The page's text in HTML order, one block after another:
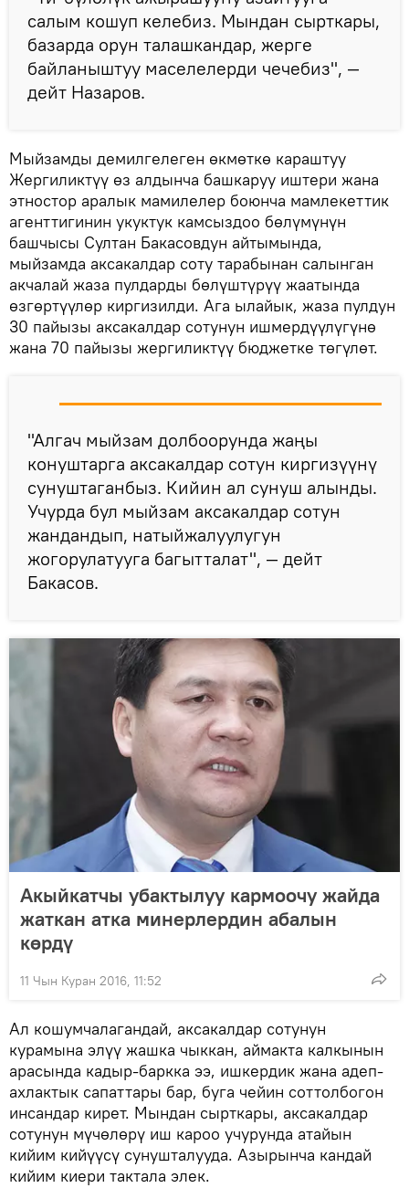
салым кошуп келебиз. Мындан сырткары,
базарда орун талашкандар, жерге
байланыштуу маселелерди чечебиз", —
дейт Назаров.
Мыйзамды демилгелеген өкмөткө караштуу
Жергиликтүү өз алдынча башкаруу иштери жана
этностор аралык мамилелер боюнча мамлекеттик
агенттигинин укуктук камсыздоо бөлүмүнүн
башчысы Султан Бакасовдун айтымында,
мыйзамда аксакалдар соту тарабынан салынган
акчалай жаза пулдарды бөлүштүрүү жаатында
өзгөртүүлөр киргизилди. Ага ылайык, жаза пулдун
30 пайызы аксакалдар сотунун ишмердүүлүгүнө
жана 70 пайызы жергиликтүү бюджетке төгүлөт.
"Алгач мыйзам долбоорунда жаңы
конуштарга аксакалдар сотун киргизүүнү
сунуштаганбыз. Кийин ал сунуш алынды.
Учурда бул мыйзам аксакалдар сотун
жандандып, натыйжалуулугун
жогорулатууга багытталат", — дейт
Бакасов.
Акыйкатчы убактылуу кармоочу жайда
жаткан атка минерлердин абалын
көрдү
11 Чын Куран 2016, 11:52
Ал кошумчалагандай, аксакалдар сотунун
курамына элүү жашка чыккан, аймакта калкынын
арасында кадыр-баркка ээ, ишкердик жана адеп-
ахлактык сапаттары бар, буга чейин соттолбогон
инсандар кирет. Мындан сырткары, аксакалдар
сотунун мүчөлөрү иш кароо учурунда атайын
кийим кийүүсү сунушталууда. Азырынча кандай
кийим киери тактала элек.